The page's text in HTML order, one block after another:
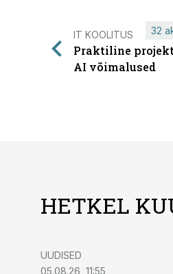
IT KOOLITUS
Praktiline
AI võimalused
32
HETKEL
UUDISED
05.08.26, 11:55